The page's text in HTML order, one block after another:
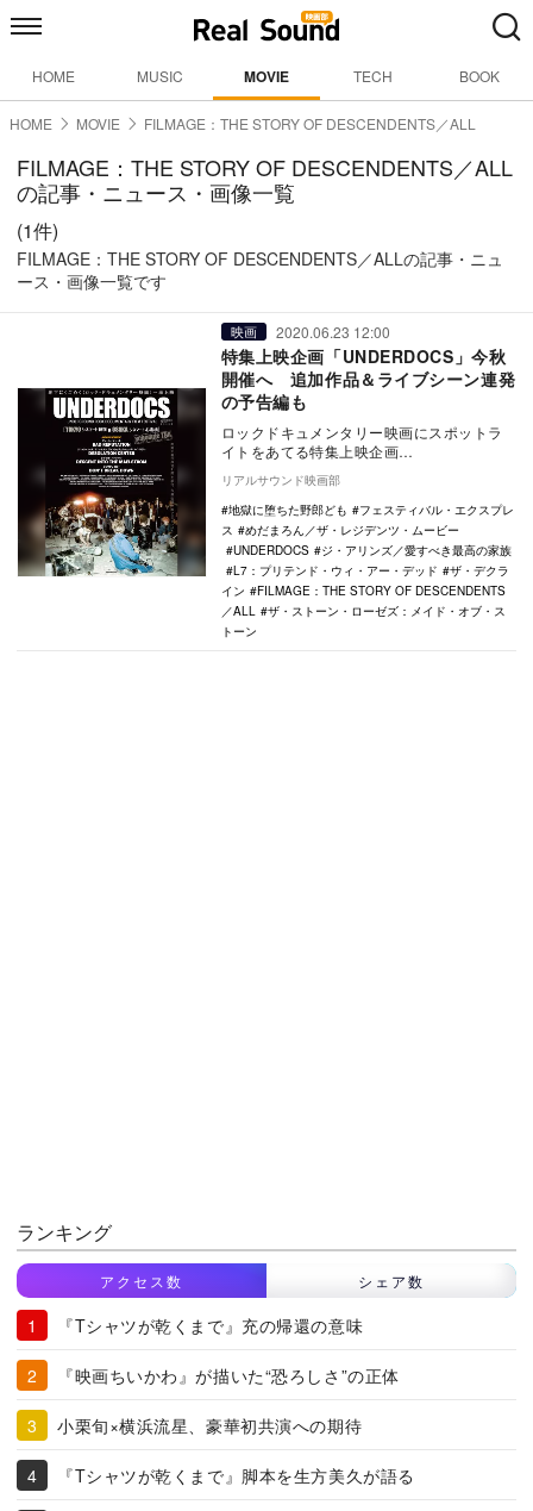
HOME MUSIC MOVIE TECH BOOK
HOME MOVIE FILMAGE：THE STORY OF DESCENDENTS／ALL
FILMAGE：THE STORY OF DESCENDENTS／ALL
の記事・ニュース・画像一覧
(1件)
FILMAGE：THE STORY OF DESCENDENTS／ALLの記事・ニュ
ース・画像一覧です
映画 2020.06.23 12:00
特集上映企画「UNDERDOCS」今秋
開催へ 追加作品＆ライブシーン連発
の予告編も
ロックドキュメンタリー映画にスポットラ
イトをあてる特集上映企画
「UNDERDOCS」の開催時期が今秋に決
定。あわせて、追加上映作…
リアルサウンド映画部
地獄に堕ちた野郎ども
フェスティバル・エクスプレ
ス
めだまろん／ザ・レジデンツ・ムービー
UNDERDOCS
ジ・アリンズ／愛すべき最高の家族
L7：プリテンド・ウィ・アー・デッド
ザ・デクラ
イン
FILMAGE：THE STORY OF DESCENDENTS
／ALL
ザ・ストーン・ローゼズ：メイド・オブ・ス
トーン
ランキング
アクセス数 シェア数
『Tシャツが乾くまで』充の帰還の意味
『映画ちいかわ』が描いた“恐ろしさ”の正体
小栗旬×横浜流星、豪華初共演への期待
『Tシャツが乾くまで』脚本を生方美久が語る